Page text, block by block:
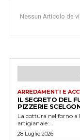
Nessun Articolo da
ARREDAMENTI E
IL SEGRETO DEL
PIZZERIE
La cottura nel forno a
artigianale:...
28 Luglio 2026